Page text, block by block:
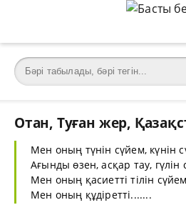
Отан, Туған жер,
Мен оның түнін сүйем, күнін
Ағынды өзен, асқар тау, гүлін
Мен оның қасиетті тілін
Мен оның құдіретті.......